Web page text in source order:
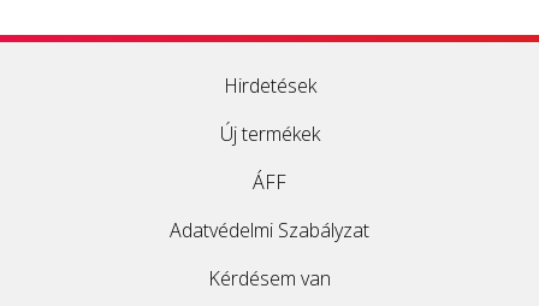
Hirdetések
Új termékek
ÁFF
Adatvédelmi Szabályzat
Kérdésem van